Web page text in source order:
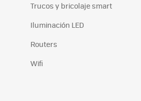
Trucos y bricolaje smart
Iluminación LED
Routers
Wifi